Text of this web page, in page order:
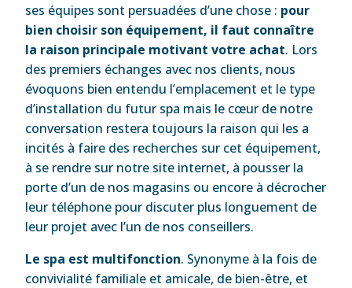
ses équipes sont persuadées d’une chose : pour
bien choisir son équipement, il faut connaître
la raison principale motivant votre achat. Lors
des premiers échanges avec nos clients, nous
évoquons bien entendu l’emplacement et le type
d’installation du futur spa mais le cœur de notre
conversation restera toujours la raison qui les a
incités à faire des recherches sur cet équipement,
à se rendre sur notre site internet, à pousser la
porte d’un de nos magasins ou encore à décrocher
leur téléphone pour discuter plus longuement de
leur projet avec l’un de nos conseillers.
Le spa est multifonction. Synonyme à la fois de
convivialité familiale et amicale, de bien-être, et